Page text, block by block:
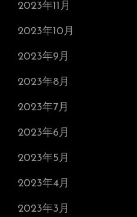
2023年11月
2023年10月
2023年9月
2023年8月
2023年7月
2023年6月
2023年5月
2023年4月
2023年3月